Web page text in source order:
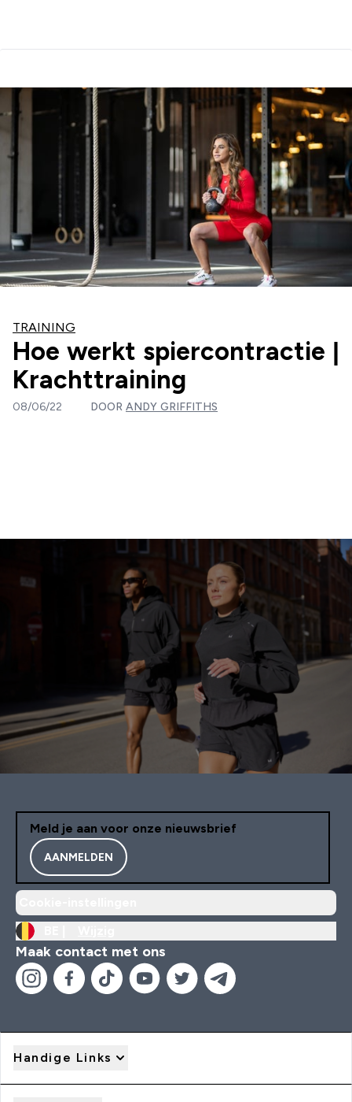
TRAINING
Hoe werkt spiercontractie |
Krachttraining
08/06/22 DOOR ANDY GRIFFITHS
Meld je aan voor onze nieuwsbrief
AANMELDEN
Maak contact met ons
Handige Links